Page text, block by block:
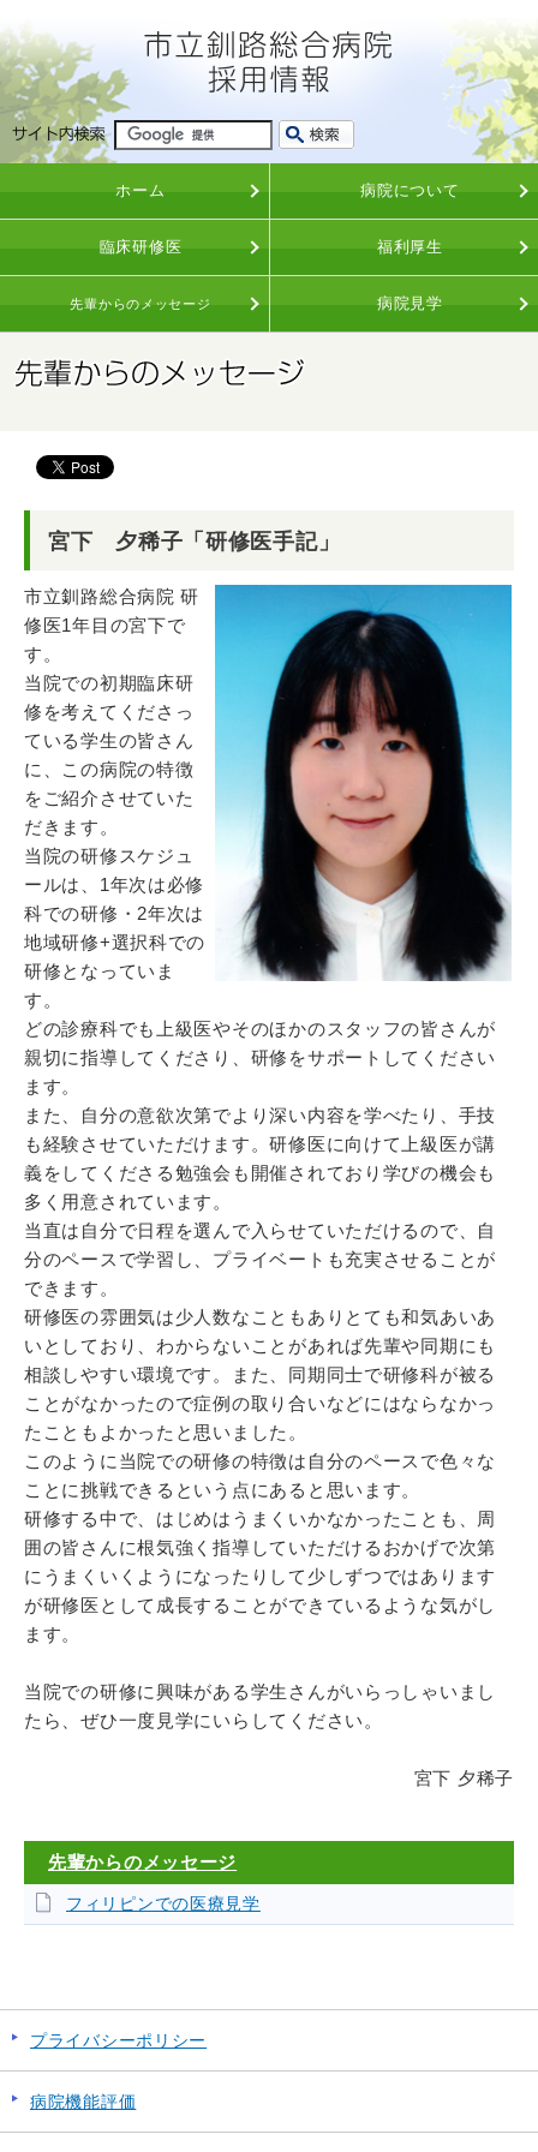
ホーム 病院について
臨床研修医 福利厚生
先輩からのメッセージ 病院見学
宮下 夕稀子「研修医手記」
市立釧路総合病院 研
修医1年目の宮下で
す。
当院での初期臨床研
修を考えてくださっ
ている学生の皆さん
に、この病院の特徴
をご紹介させていた
だきます。
当院の研修スケジュ
ールは、1年次は必修
科での研修・2年次は
地域研修+選択科での
研修となっていま
す。
どの診療科でも上級医やそのほかのスタッフの皆さんが
親切に指導してくださり、研修をサポートしてください
ます。
また、自分の意欲次第でより深い内容を学べたり、手技
も経験させていただけます。研修医に向けて上級医が講
義をしてくださる勉強会も開催されており学びの機会も
多く用意されています。
当直は自分で日程を選んで入らせていただけるので、自
分のペースで学習し、プライベートも充実させることが
できます。
研修医の雰囲気は少人数なこともありとても和気あいあ
いとしており、わからないことがあれば先輩や同期にも
相談しやすい環境です。また、同期同士で研修科が被る
ことがなかったので症例の取り合いなどにはならなかっ
たこともよかったと思いました。
このように当院での研修の特徴は自分のペースで色々な
ことに挑戦できるという点にあると思います。
研修する中で、はじめはうまくいかなかったことも、周
囲の皆さんに根気強く指導していただけるおかげで次第
にうまくいくようになったりして少しずつではあります
が研修医として成長することができているような気がし
ます。
当院での研修に興味がある学生さんがいらっしゃいまし
たら、ぜひ一度見学にいらしてください。
宮下 夕稀子
先輩からのメッセージ
フィリピンでの医療見学
プライバシーポリシー
病院機能評価